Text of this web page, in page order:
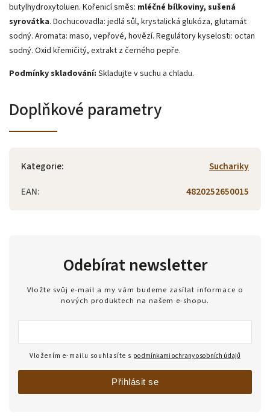
butylhydroxytoluen. Kořenicí směs: mléčné bílkoviny, sušená
syrovátka. Dochucovadla: jedlá sůl, krystalická glukóza, glutamát
sodný. Aromata: maso, vepřové, hovězí. Regulátory kyselosti: octan
sodný. Oxid křemičitý, extrakt z černého pepře.
Podmínky skladování: Skladujte v suchu a chladu.
Doplňkové parametry
Kategorie:
Suchariky
EAN: 4820252650015
Odebírat newsletter
Vložte svůj e-mail a my vám budeme zasílat informace o
nových produktech na našem e-shopu.
Vložením e-mailu souhlasíte s podmínkami ochrany osobních údajů
Přihlásit se